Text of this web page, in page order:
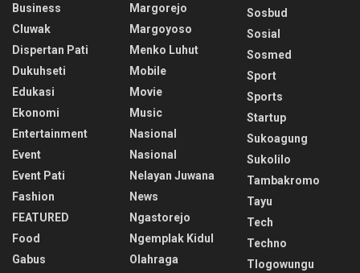
Business
Cluwak
Dispertan Pati
Dukuhseti
Edukasi
Ekonomi
Entertainment
Event
Event Pati
Fashion
FEATURED
Food
Gabus
Margorejo
Margoyoso
Menko Luhut
Mobile
Movie
Music
Nasional
Nasional
Nelayan Juwana
News
Ngastorejo
Ngemplak Kidul
Olahraga
Sosbud
Sosial
Sosmed
Sport
Sports
Startup
Sukoagung
Sukolilo
Tambakromo
Tayu
Tech
Techno
Tlogowungu